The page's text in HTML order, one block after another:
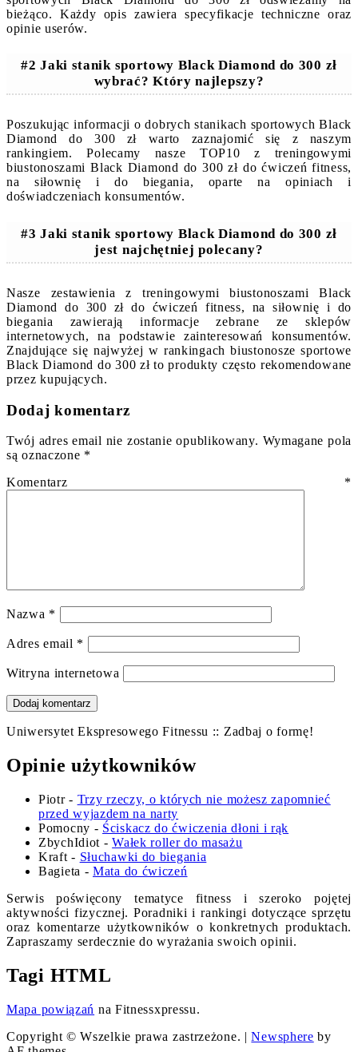
bieżąco. Każdy opis zawiera specyfikacje techniczne oraz
opinie userów.
#2 Jaki stanik sportowy Black Diamond do 300 zł
wybrać? Który najlepszy?
Poszukując informacji o dobrych stanikach sportowych Black
Diamond do 300 zł warto zaznajomić się z naszym
rankingiem. Polecamy nasze TOP10 z treningowymi
biustonoszami Black Diamond do 300 zł do ćwiczeń fitness,
na siłownię i do biegania, oparte na opiniach i
doświadczeniach konsumentów.
#3 Jaki stanik sportowy Black Diamond do 300 zł
jest najchętniej polecany?
Nasze zestawienia z treningowymi biustonoszami Black
Diamond do 300 zł do ćwiczeń fitness, na siłownię i do
biegania zawierają informacje zebrane ze sklepów
internetowych, na podstawie zainteresowań konsumentów.
Znajdujące się najwyżej w rankingach biustonosze sportowe
Black Diamond do 300 zł to produkty często rekomendowane
przez kupujących.
Dodaj komentarz
Twój adres email nie zostanie opublikowany. Wymagane pola
są oznaczone *
Komentarz *
Nazwa *
Adres email *
Witryna internetowa
Uniwersytet Ekspresowego Fitnessu :: Zadbaj o formę!
Opinie użytkowników
Piotr- Trzy rzeczy, o których nie możesz zapomnieć
przed wyjazdem na narty
Pomocny - Ściskacz do ćwiczenia dłoni i rąk
ZbychIdiot -Wałek roller do masażu
Kraft - Słuchawki do biegania
Bagieta -Mata do ćwiczeń
Serwis poświęcony tematyce fitness i szeroko pojętej
aktywności fizycznej. Poradniki i rankingi dotyczące sprzętu
oraz komentarze użytkowników o konkretnych produktach.
Zapraszamy serdecznie do wyrażania swoich opinii.
Tagi HTML
Mapa powiązań na Fitnessxpressu.
Copyright © Wszelkie prawa zastrzeżone. |Newsphere by